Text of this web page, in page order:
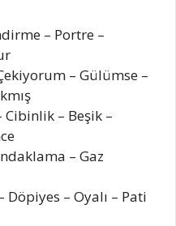
– Portre –
– Gülümse –
Cibinlik – Beşik –
– Gaz
– Oyalı – Pati